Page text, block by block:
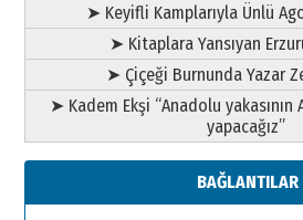
➤ Keyifli Kamplarıyla Ünlü
➤ Kitaplara Yansıyan
➤ Çiçeği Burnunda Yazar
➤ Kadem Ekşi “Anadolu yakasının
yapacağız”
BAĞLANTILAR